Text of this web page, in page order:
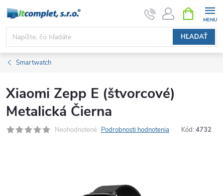
Prejsť
obsah
HĽADAŤ
KOŠÍK
Smartwatch
Xiaomi Zepp E (štvorcové)
Metalická Čierna
Neohodnotené Podrobnosti hodnotenia Kód: 4732